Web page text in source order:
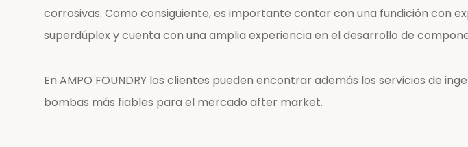
corrosivas. Como consiguiente, es importante contar con una fundición con
superdúplex y cuenta con una amplia experiencia en el desarrollo de
En AMPO FOUNDRY los clientes pueden encontrar además los servicios de
bombas más fiables para el mercado after market.